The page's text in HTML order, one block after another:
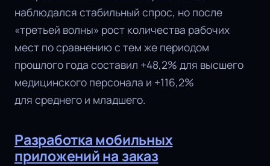
наблюдался стабильный спрос, но после
«третьей волны» рост количества рабочих
мест по сравнению с тем же периодом
прошлого года составил +48,2% для высшего
медицинского персонала и +116,2%
для среднего и младшего.
Разработка мобильных
приложений на заказ